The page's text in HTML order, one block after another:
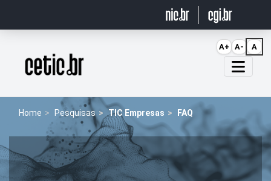
Página inicial
Home Pesquisas TIC Empresas FAQ
A+ A- A